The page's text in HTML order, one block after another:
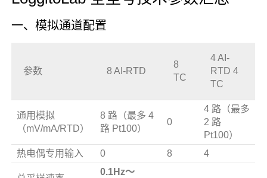
一、模拟通道配置
参数 8 AI-RTD
8
TC
4 AI-
RTD 4
TC
通用模拟
（mV/mA/RTD）
8 路（最多 4
路 Pt100）
0
4 路（最多
2 路
Pt100）
热电偶专用输入
0 8 4
0.1Hz～